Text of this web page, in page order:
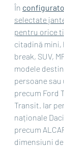
În
selectate
pentru orice
citadină mini,
break, SUV,
modele
persoane
precum Ford
Transit. Iar
naționale
precum
dimensiuni de